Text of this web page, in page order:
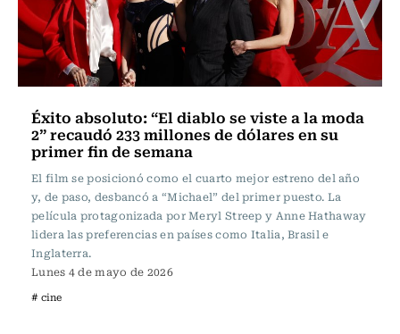
Éxito absoluto: “El diablo se viste a la moda
2” recaudó 233 millones de dólares en su
primer fin de semana
El film se posicionó como el cuarto mejor estreno del año
y, de paso, desbancó a “Michael” del primer puesto. La
película protagonizada por Meryl Streep y Anne Hathaway
lidera las preferencias en países como Italia, Brasil e
Inglaterra.
Lunes 4 de mayo de 2026
# cine